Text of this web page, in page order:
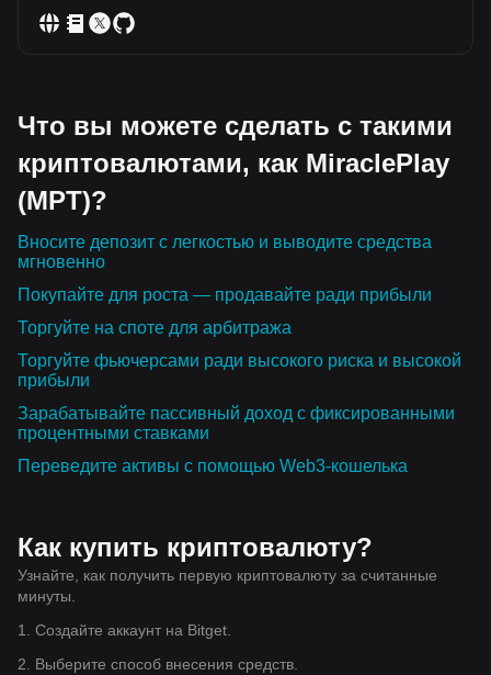
Что вы можете сделать с такими
криптовалютами, как MiraclePlay
(MPT)?
Вносите депозит с легкостью и выводите средства
мгновенно
Покупайте для роста — продавайте ради прибыли
Торгуйте на споте для арбитража
Торгуйте фьючерсами ради высокого риска и высокой
прибыли
Зарабатывайте пассивный доход с фиксированными
процентными ставками
Переведите активы с помощью Web3-кошелька
Как купить криптовалюту?
Узнайте, как получить первую криптовалюту за считанные
минуты.
1. Создайте аккаунт на Bitget.
2. Выберите способ внесения средств.